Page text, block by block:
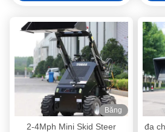
Băng
2-4Mph Mini Skid Steer
đa